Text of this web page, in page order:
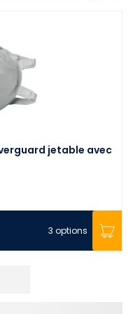
jetable avec
3 options